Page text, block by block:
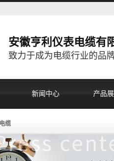
安徽亨利仪表电缆
致力于成为电缆行业的品
新闻中心 产品
缆